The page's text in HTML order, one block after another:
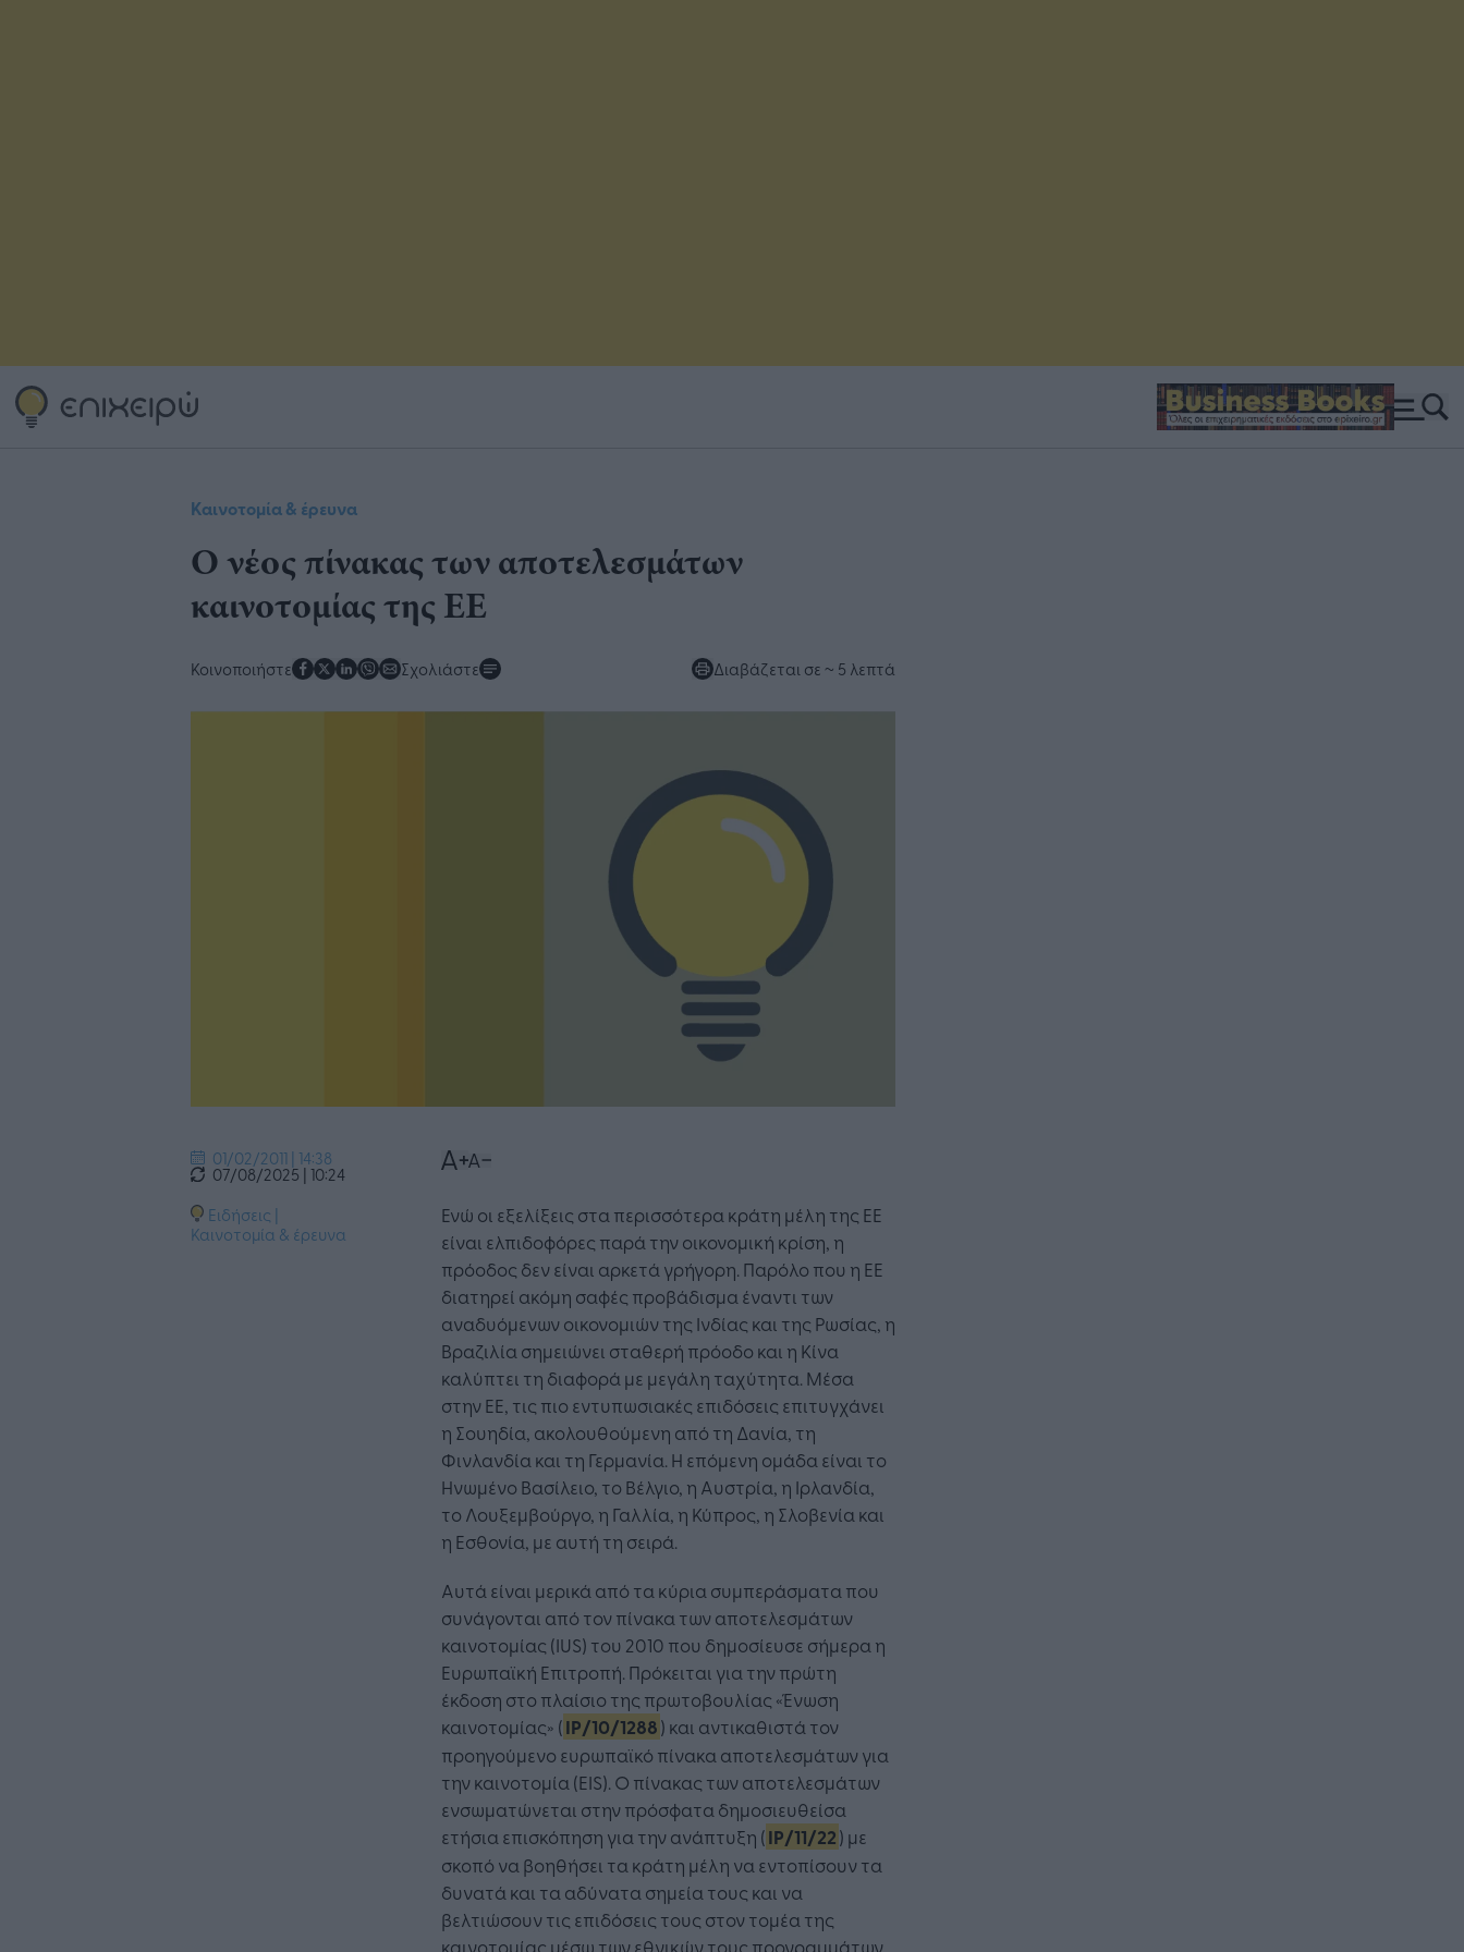
Καινοτομία & έρευνα
Ο νέος πίνακας των αποτελεσμάτων
καινοτομίας της ΕΕ
Κοινοποιήστε Σχολιάστε Διαβάζεται σε ~ 5 λεπτά
01/02/2011 | 14:38
07/08/2025 | 10:24
Ειδήσεις |
Καινοτομία & έρευνα
Ενώ οι εξελίξεις στα περισσότερα κράτη μέλη της ΕΕ
είναι ελπιδοφόρες παρά την οικονομική κρίση, η
πρόοδος δεν είναι αρκετά γρήγορη. Παρόλο που η ΕΕ
διατηρεί ακόμη σαφές προβάδισμα έναντι των
αναδυόμενων οικονομιών της Ινδίας και της Ρωσίας, η
Βραζιλία σημειώνει σταθερή πρόοδο και η Κίνα
καλύπτει τη διαφορά με μεγάλη ταχύτητα. Μέσα
στην ΕΕ, τις πιο εντυπωσιακές επιδόσεις επιτυγχάνει
η Σουηδία, ακολουθούμενη από τη Δανία, τη
Φινλανδία και τη Γερμανία. Η επόμενη ομάδα είναι το
Ηνωμένο Βασίλειο, το Βέλγιο, η Αυστρία, η Ιρλανδία,
το Λουξεμβούργο, η Γαλλία, η Κύπρος, η Σλοβενία και
η Εσθονία, με αυτή τη σειρά.
Αυτά είναι μερικά από τα κύρια συμπεράσματα που
συνάγονται από τον πίνακα των αποτελεσμάτων
καινοτομίας (IUS) του 2010 που δημοσίευσε σήμερα η
Ευρωπαϊκή Επιτροπή. Πρόκειται για την πρώτη
έκδοση στο πλαίσιο της πρωτοβουλίας «Ένωση
καινοτομίας» (IP/10/1288) και αντικαθιστά τον
προηγούμενο ευρωπαϊκό πίνακα αποτελεσμάτων για
την καινοτομία (EIS). Ο πίνακας των αποτελεσμάτων
ενσωματώνεται στην πρόσφατα δημοσιευθείσα
ετήσια επισκόπηση για την ανάπτυξη (IP/11/22) με
σκοπό να βοηθήσει τα κράτη μέλη να εντοπίσουν τα
δυνατά και τα αδύνατα σημεία τους και να
βελτιώσουν τις επιδόσεις τους στον τομέα της
καινοτομίας μέσω των εθνικών τους προγραμμάτων